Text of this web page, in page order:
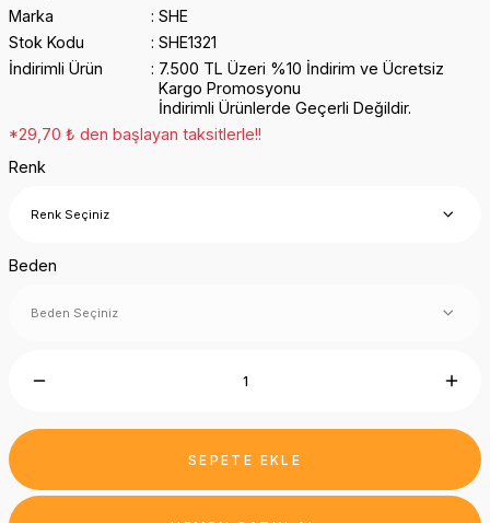
Marka
SHE
Stok Kodu
SHE1321
İndirimli Ürün
7.500 TL Üzeri %10 İndirim ve Ücretsiz
Kargo Promosyonu
İndirimli Ürünlerde Geçerli Değildir.
*29,70 ₺ den başlayan taksitlerle!!
Renk
Beden
SEPETE EKLE